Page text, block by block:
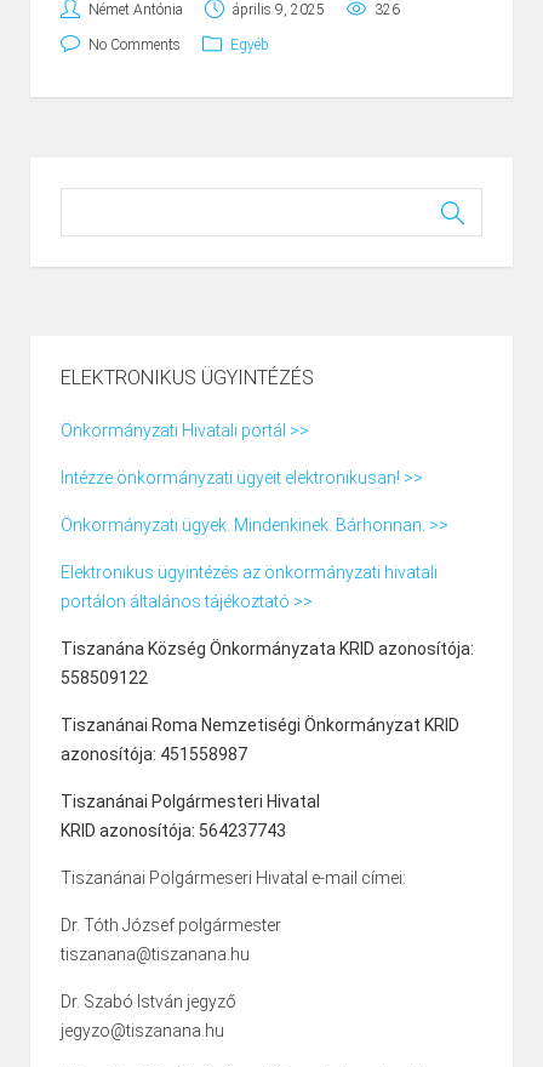
Német Antónia április 9, 2025 326
No Comments Egyéb
ELEKTRONIKUS ÜGYINTÉZÉS
Önkormányzati Hivatali portál >>
Intézze önkormányzati ügyeit elektronikusan! >>
Önkormányzati ügyek. Mindenkinek. Bárhonnan. >>
Elektronikus ügyintézés az önkormányzati hivatali
portálon általános tájékoztató >>
Tiszanána Község Önkormányzata KRID azonosítója:
558509122
Tiszanánai Roma Nemzetiségi Önkormányzat KRID
azonosítója: 451558987
Tiszanánai Polgármesteri Hivatal
KRID azonosítója: 564237743
Tiszanánai Polgármeseri Hivatal e-mail címei:
Dr. Tóth József polgármester
tiszanana@tiszanana.hu
Dr. Szabó István jegyző
jegyzo@tiszanana.hu